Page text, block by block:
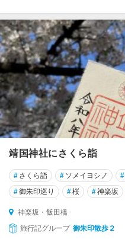
東
京
駅
・
大
手
町
日
橋
浅
草
・
野
靖国神社にさくら詣
# さくら詣 # ソメイヨシノ #
#御朱印巡り #桜 #神楽坂
神楽坂・飯田橋
旅行記グループ 御朱印散歩２